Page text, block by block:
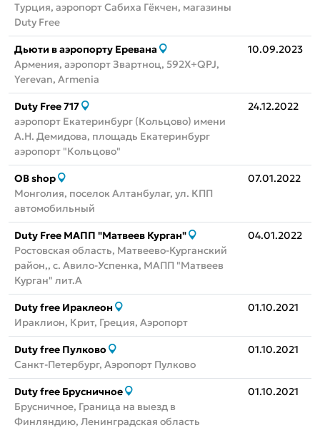
Турция, аэропорт Сабиха Гёкчен, магазины
Duty Free
Дьюти в аэропорту Еревана
Армения, аэропорт Звартноц, 592X+QPJ,
Yerevan, Armenia
10.09.2023
Duty Free 717
аэропорт Екатеринбург (Кольцово) имени
А.Н. Демидова, площадь Екатеринбург
аэропорт "Кольцово"
24.12.2022
OB shop
Монголия, поселок Алтанбулаг, ул. КПП
автомобильный
07.01.2022
Duty Free МАПП "Матвеев Курган"
Ростовская область, Матвеево-Курганский
район,, с. Авило-Успенка, МАПП "Матвеев
Курган" лит.А
04.01.2022
Duty free Ираклеон
Ираклион, Крит, Греция, Аэропорт
01.10.2021
Duty free Пулково
Санкт-Петербург, Аэропорт Пулково
01.10.2021
Duty free Брусничное
Брусничное, Граница на выезд в
Финляндию, Ленинградская область
01.10.2021